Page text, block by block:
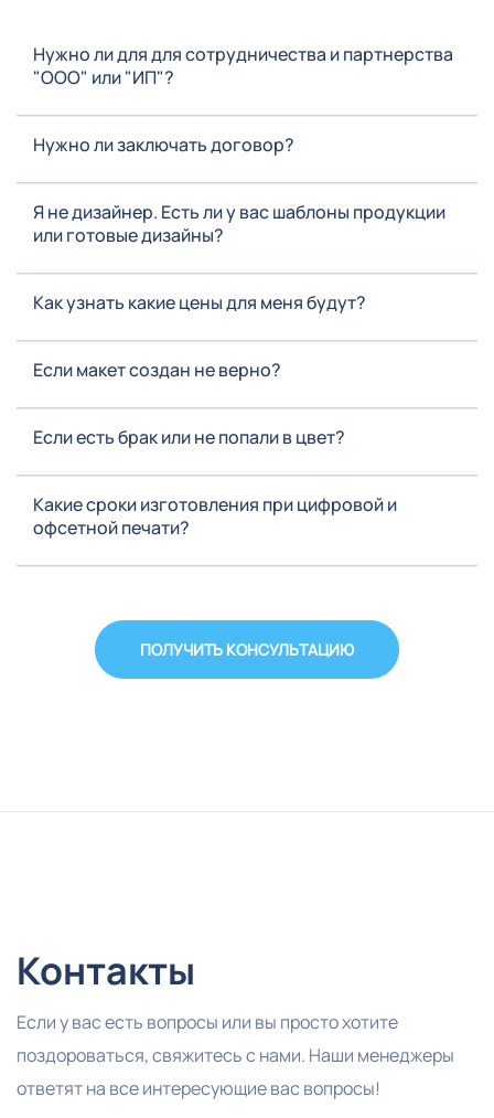
Нужно ли для для сотрудничества и партнерства
"ООО" или "ИП"?
Нужно ли заключать договор?
Я не дизайнер. Есть ли у вас шаблоны продукции
или готовые дизайны?
Как узнать какие цены для меня будут?
Если макет создан не верно?
Если есть брак или не попали в цвет?
Какие сроки изготовления при цифровой и
офсетной печати?
ПОЛУЧИТЬ КОНСУЛЬТАЦИЮ
Контакты
Если у вас есть вопросы или вы просто хотите
поздороваться, свяжитесь с нами. Наши менеджеры
ответят на все интересующие вас вопросы!